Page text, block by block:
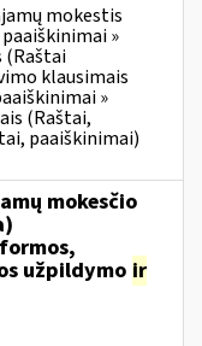
mokestis
»
(Raštai
klausimais
»
(Raštai,
paaiškinimai)
mokesčio
užpildymo ir